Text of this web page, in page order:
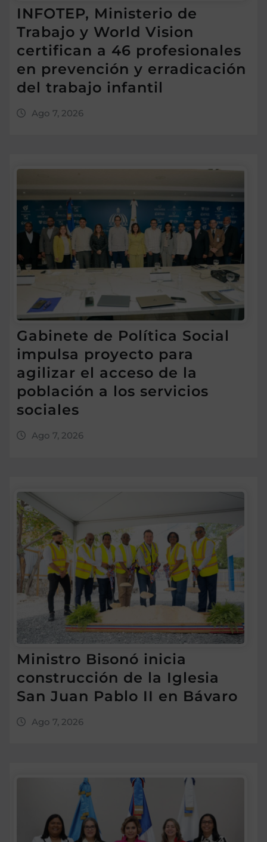
INFOTEP, Ministerio de
Trabajo y World Vision
certifican a 46 profesionales
en prevención y erradicación
del trabajo infantil
Ago 7, 2026
Gabinete de Política Social
impulsa proyecto para
agilizar el acceso de la
población a los servicios
sociales
Ago 7, 2026
Ministro Bisonó inicia
construcción de la Iglesia
San Juan Pablo II en Bávaro
Ago 7, 2026